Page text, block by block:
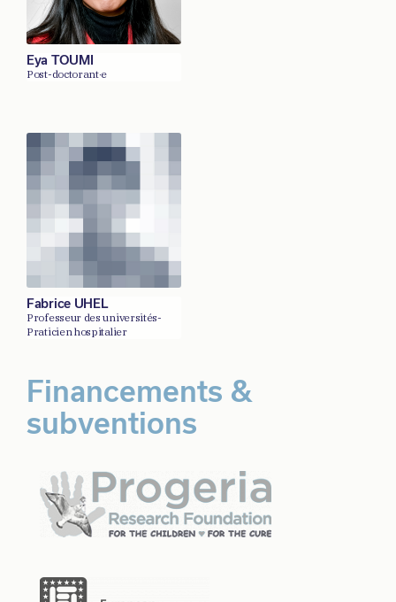
Eya TOUMI
Post-doctorant·e
Fabrice UHEL
Professeur des universités-
Praticien hospitalier
Financements &
subventions